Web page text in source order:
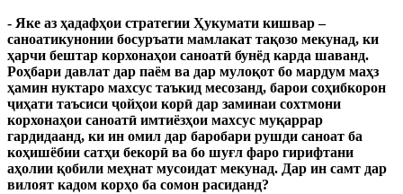
- Яке аз ҳадафҳои стратегии Ҳукумати кишвар –
саноатикунонии босуръати мамлакат тақозо мекунад, ки
ҳарчи бештар корхонаҳои саноатӣ бунёд карда шаванд.
Роҳбари давлат дар паём ва дар мулоқот бо мардум маҳз
ҳамин нуктаро махсус таъкид месозанд, барои соҳибкорон
ҷиҳати таъсиси ҷойҳои корӣ дар заминаи сохтмони
корхонаҳои саноатӣ имтиёзҳои махсус муқаррар
гардидаанд, ки ин омил дар баробари рушди саноат ба
коҳишёбии сатҳи бекорӣ ва бо шуғл фаро гирифтани
аҳолии қобили меҳнат мусоидат мекунад. Дар ин самт дар
вилоят кадом корҳо ба сомон расиданд?